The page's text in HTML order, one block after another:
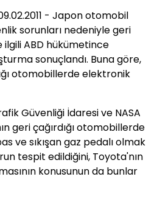
- Japon otomobil
sorunları nedeniyle geri
ilgili ABD hükümetince
sonuçlandı. Buna göre,
otomobillerde elektronik
Güvenliği İdaresi ve NASA
geri çağırdığı otomobillerde
ve sıkışan gaz pedalı olmak
tespit edildiğini, Toyota'nın
konusunun da bunlar